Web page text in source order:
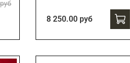
8 250.00 руб